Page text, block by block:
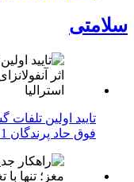
سلامتی
تایید اولین تلفات
فوق حاد پرندگان H5N1 در استرالیا